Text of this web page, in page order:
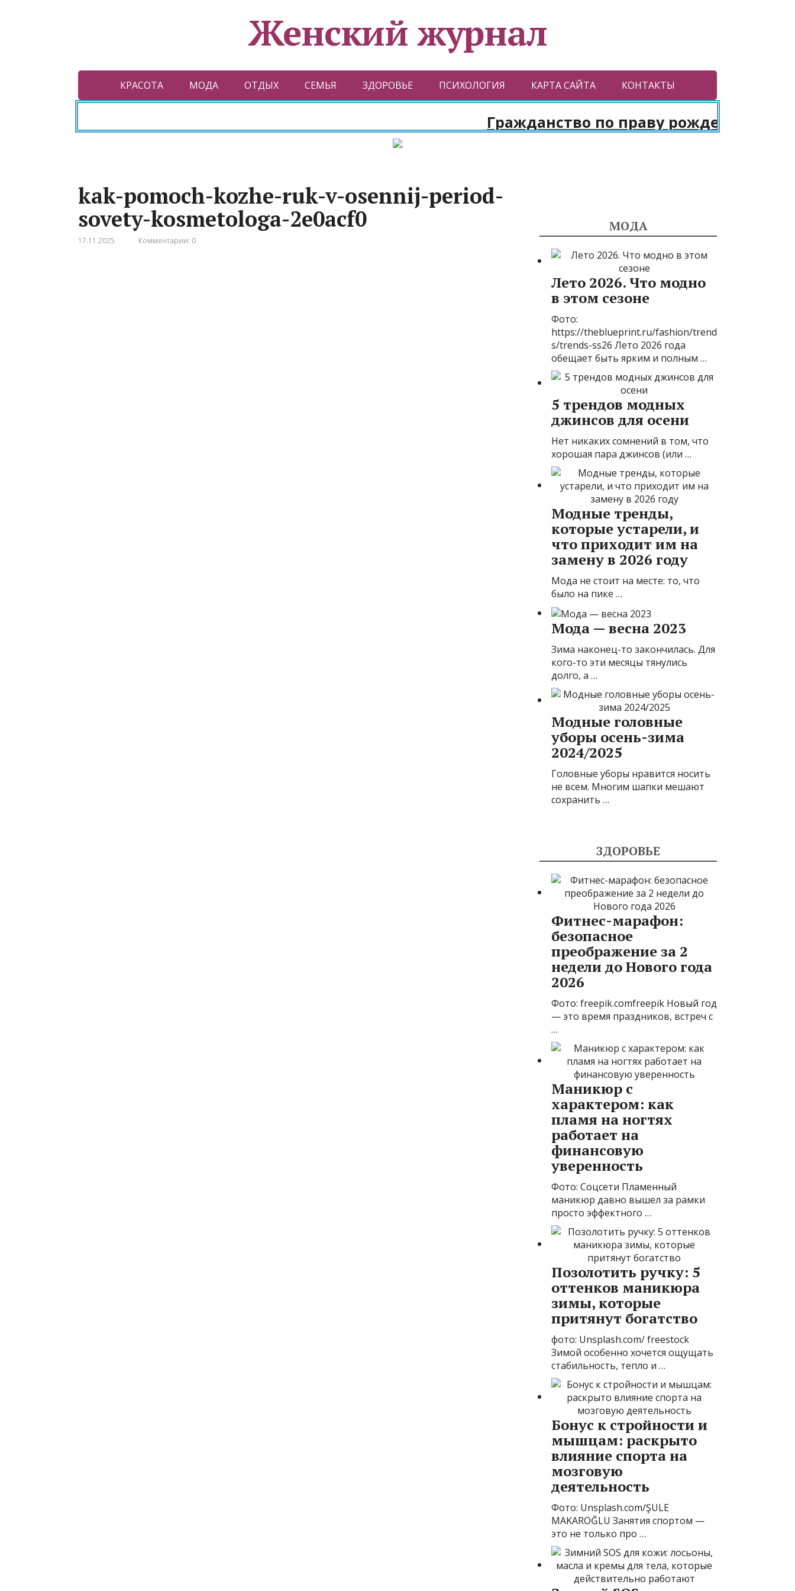
Женский журнал
КРАСОТА МОДА ОТДЫХ СЕМЬЯ ЗДОРОВЬЕ ПСИХОЛОГИЯ КАРТА САЙТА КОНТАКТЫ
Гражданство по праву рождения.
kak-pomoch-kozhe-ruk-v-osennij-period-
sovety-kosmetologa-2e0acf0
17.11.2025 Комментарии: 0
МОДА
Лето 2026. Что модно
в этом сезоне
Фото:
https://theblueprint.ru/fashion/trend
s/trends-ss26 Лето 2026 года
обещает быть ярким и полным …
5 трендов модных
джинсов для осени
Нет никаких сомнений в том, что
хорошая пара джинсов (или …
Модные тренды,
которые устарели, и
что приходит им на
замену в 2026 году
Мода не стоит на месте: то, что
было на пике …
Мода — весна 2023
Зима наконец-то закончилась. Для
кого-то эти месяцы тянулись
долго, а …
Модные головные
уборы осень-зима
2024/2025
Головные уборы нравится носить
не всем. Многим шапки мешают
сохранить …
ЗДОРОВЬЕ
Фитнес-марафон:
безопасное
преображение за 2
недели до Нового года
2026
Фото: freepik.comfreepik Новый год
— это время праздников, встреч с
…
Маникюр с
характером: как
пламя на ногтях
работает на
финансовую
уверенность
Фото: Соцсети Пламенный
маникюр давно вышел за рамки
просто эффектного …
Позолотить ручку: 5
оттенков маникюра
зимы, которые
притянут богатство
фото: Unsplash.com/ freestock
Зимой особенно хочется ощущать
стабильность, тепло и …
Бонус к стройности и
мышцам: раскрыто
влияние спорта на
мозговую
деятельность
Фото: Unsplash.com/ŞULE
MAKAROĞLU Занятия спортом —
это не только про …